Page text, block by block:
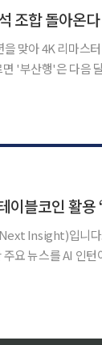
조합 돌아온다
맞아 4K 리마스
Insight)입니
요 뉴스를 AI 인